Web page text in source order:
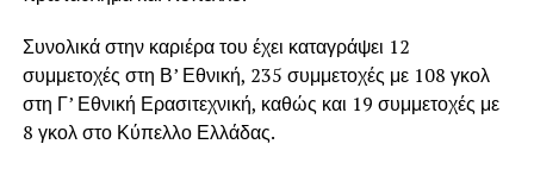
Συνολικά στην καριέρα του έχει καταγράψει 12
συμμετοχές στη Β’ Εθνική, 235 συμμετοχές με 108 γκολ
στη Γ’ Εθνική Ερασιτεχνική, καθώς και 19 συμμετοχές με
8 γκολ στο Κύπελλο Ελλάδας.